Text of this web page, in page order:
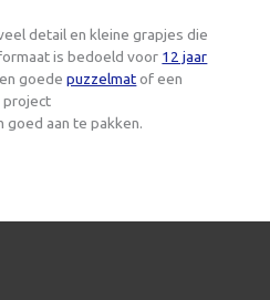
detail en kleine grapjes die
is bedoeld voor 12 jaar
goedepuzzelmatof een
project
goed aan te pakken.